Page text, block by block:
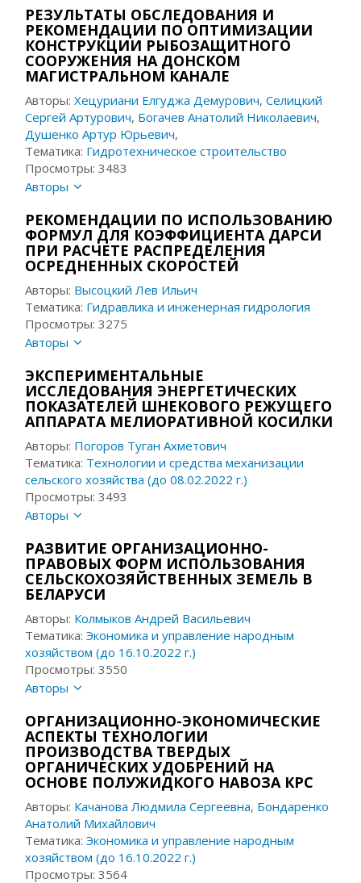
РЕЗУЛЬТАТЫ ОБСЛЕДОВАНИЯ И
РЕКОМЕНДАЦИИ ПО ОПТИМИЗАЦИИ
КОНСТРУКЦИИ РЫБОЗАЩИТНОГО
СООРУЖЕНИЯ НА ДОНСКОМ
МАГИСТРАЛЬНОМ КАНАЛЕ
Авторы:Хецуриани Елгуджа Демурович,Селицкий
Сергей Артурович, Богачев Анатолий Николаевич,
Душенко Артур Юрьевич,
Тематика: Гидротехническое строительство
Просмотры: 3483
Авторы
РЕКОМЕНДАЦИИ ПО ИСПОЛЬЗОВАНИЮ
ФОРМУЛ ДЛЯ КОЭФФИЦИЕНТА ДАРСИ
ПРИ РАСЧЕТЕ РАСПРЕДЕЛЕНИЯ
ОСРЕДНЕННЫХ СКОРОСТЕЙ
Авторы: Высоцкий Лев Ильич
Тематика: Гидравлика и инженерная гидрология
Просмотры: 3275
Авторы
ЭКСПЕРИМЕНТАЛЬНЫЕ
ИССЛЕДОВАНИЯ ЭНЕРГЕТИЧЕСКИХ
ПОКАЗАТЕЛЕЙ ШНЕКОВОГО РЕЖУЩЕГО
АППАРАТА МЕЛИОРАТИВНОЙ КОСИЛКИ
Авторы: Погоров Туган Ахметович
Тематика: Технологии и средства механизации
сельского хозяйства (до 08.02.2022 г.)
Просмотры: 3493
Авторы
РАЗВИТИЕ ОРГАНИЗАЦИОННО-
ПРАВОВЫХ ФОРМ ИСПОЛЬЗОВАНИЯ
СЕЛЬСКОХОЗЯЙСТВЕННЫХ ЗЕМЕЛЬ В
БЕЛАРУСИ
Авторы: Колмыков Андрей Васильевич
Тематика:Экономика и управление народным
хозяйством (до 16.10.2022 г.)
Просмотры: 3550
Авторы
ОРГАНИЗАЦИОННО-ЭКОНОМИЧЕСКИЕ
АСПЕКТЫ ТЕХНОЛОГИИ
ПРОИЗВОДСТВА ТВЕРДЫХ
ОРГАНИЧЕСКИХ УДОБРЕНИЙ НА
ОСНОВЕ ПОЛУЖИДКОГО НАВОЗА КРС
Авторы: Качанова Людмила Сергеевна, Бондаренко
Анатолий Михайлович
Тематика:Экономика и управление народным
хозяйством (до 16.10.2022 г.)
Просмотры: 3564